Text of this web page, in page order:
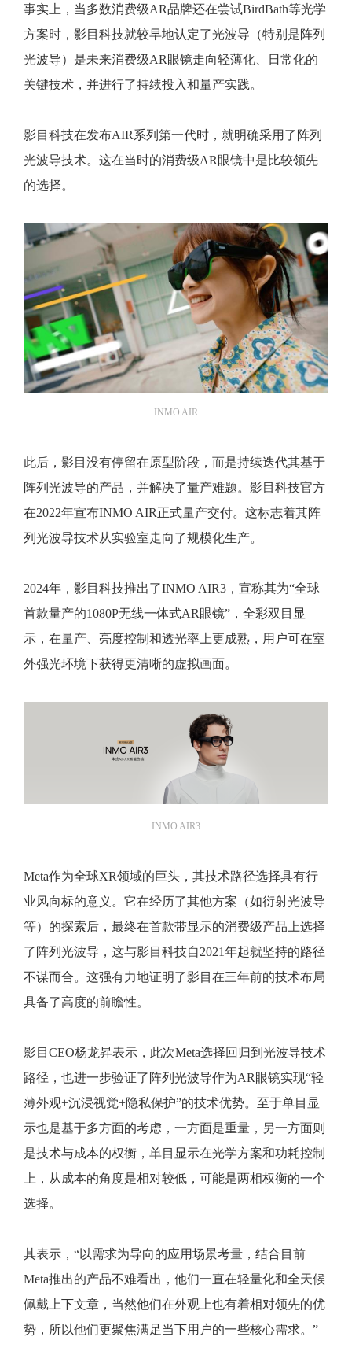
事实上，当多数消费级AR品牌还在尝试BirdBath等光学
方案时，影目科技就较早地认定了光波导（特别是阵列
光波导）是未来消费级AR眼镜走向轻薄化、日常化的
关键技术，并进行了持续投入和量产实践。
影目科技在发布AIR系列第一代时，就明确采用了阵列
光波导技术。这在当时的消费级AR眼镜中是比较领先
的选择。
INMO AIR
此后，影目没有停留在原型阶段，而是持续迭代其基于
阵列光波导的产品，并解决了量产难题。影目科技官方
在2022年宣布INMO AIR正式量产交付。这标志着其阵
列光波导技术从实验室走向了规模化生产。
2024年，影目科技推出了INMO AIR3，宣称其为“全球
首款量产的1080P无线一体式AR眼镜”，全彩双目显
示，在量产、亮度控制和透光率上更成熟，用户可在室
外强光环境下获得更清晰的虚拟画面。
INMO AIR3
Meta作为全球XR领域的巨头，其技术路径选择具有行
业风向标的意义。它在经历了其他方案（如衍射光波导
等）的探索后，最终在首款带显示的消费级产品上选择
了阵列光波导，这与影目科技自2021年起就坚持的路径
不谋而合。这强有力地证明了影目在三年前的技术布局
具备了高度的前瞻性。
影目CEO杨龙昇表示，此次Meta选择回归到光波导技术
路径，也进一步验证了阵列光波导作为AR眼镜实现“轻
薄外观+沉浸视觉+隐私保护”的技术优势。至于单目显
示也是基于多方面的考虑，一方面是重量，另一方面则
是技术与成本的权衡，单目显示在光学方案和功耗控制
上，从成本的角度是相对较低，可能是两相权衡的一个
选择。
其表示，“以需求为导向的应用场景考量，结合目前
Meta推出的产品不难看出，他们一直在轻量化和全天候
佩戴上下文章，当然他们在外观上也有着相对领先的优
势，所以他们更聚焦满足当下用户的一些核心需求。”